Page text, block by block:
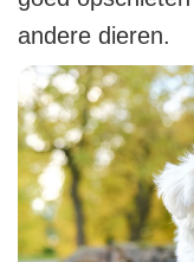
andere dieren.